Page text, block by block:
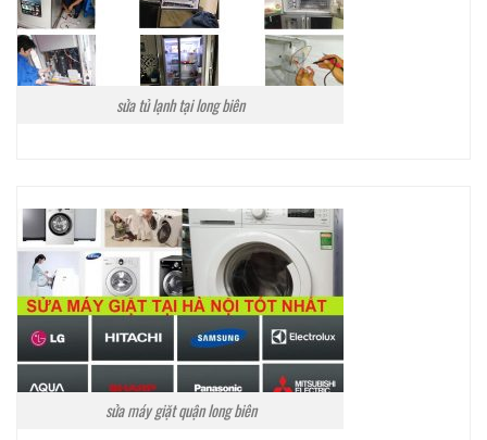
sửa tủ lạnh tại long biên
sửa máy giặt quận long biên